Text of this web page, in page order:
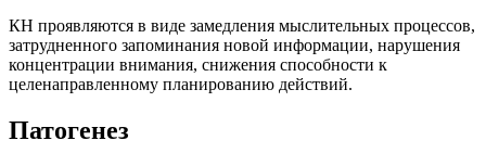
КН проявляются в виде замедления мыслительных процессов,
затрудненного запоминания новой информации, нарушения
концентрации внимания, снижения способности к
целенаправленному планированию действий.
Патогенез